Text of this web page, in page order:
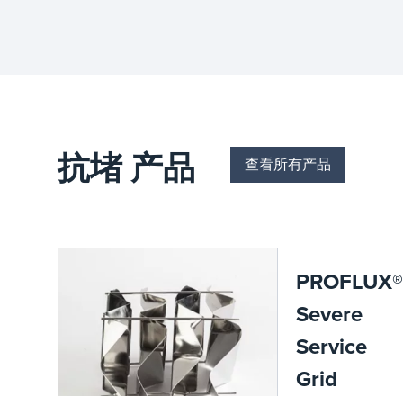
的压力。
案）有助
于提高运
营可靠
抗堵 产品 查看所有产品
PROFLUX®
Severe
Service
Grid